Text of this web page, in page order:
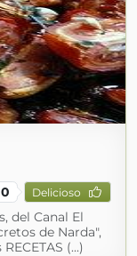
0 Delicioso
del Canal El
de Narda",
(...)